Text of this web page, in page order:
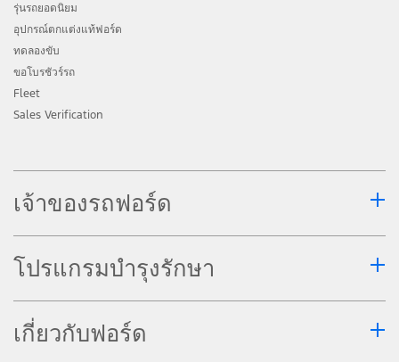
รุ่นรถยอดนิยม
อุปกรณ์ตกแต่งแท้ฟอร์ด
ทดลองขับ
ขอโบรชัวร์รถ
Fleet
Sales Verification
เจ้าของรถฟอร์ด
โปรแกรมบำรุงรักษา
เกี่ยวกับฟอร์ด